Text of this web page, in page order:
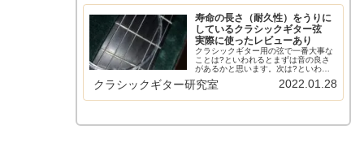
寿命の長さ（耐久性）をうりに
しているクラシックギター弦
実際に使ったレビューあり
クラシックギター用の弦で一番大事な
ことは?といわれるとまずは音の良さ
があるかと思います。次は?といわれ
るとテンションあるいは寿命の長さが
来るのではないでしょうか?寿命の長
クラシックギター研究室 2022.01.28